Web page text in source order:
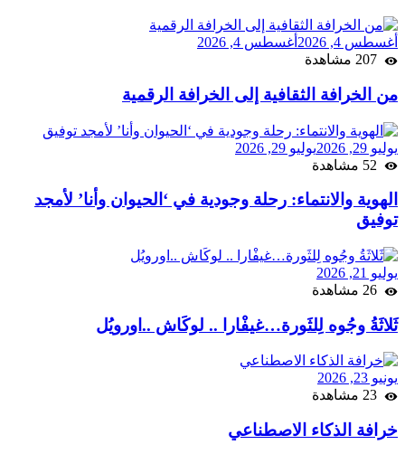
أغسطس 4, 2026
أغسطس 4, 2026
من الخرافة الثقافية إلى الخرافة الرقمية
يوليو 29, 2026
يوليو 29, 2026
الهوية والانتماء: رحلة وجودية في ‘الحيوان وأنا’ لأمجد
توفيق
يوليو 21, 2026
ثَلاثَةُ وجُوه لِلثَورة…غيفْارا .. لوكَاش ..اورويُل
يونيو 23, 2026
خرافة الذكاء الاصطناعي